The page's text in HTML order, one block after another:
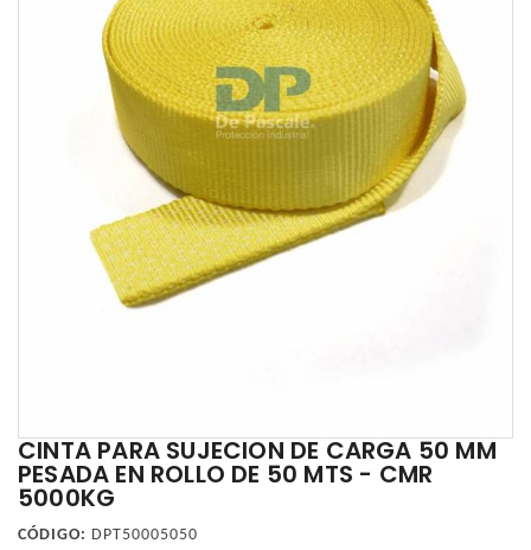
CINTA PARA SUJECION DE CARGA 50 MM
PESADA EN ROLLO DE 50 MTS - CMR
5000KG
CÓDIGO: DPT50005050